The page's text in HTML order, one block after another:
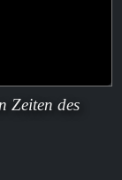
Zeiten des